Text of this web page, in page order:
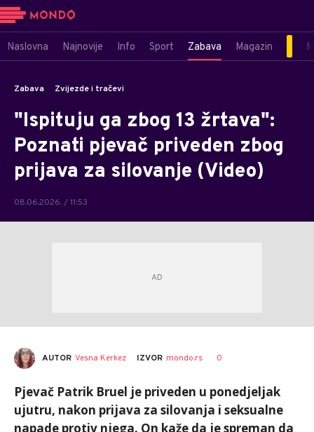
Naslovna Najnovije Info Sport Zabava Magazin
Zabava Zvijezde i tračevi
"Ispituju ga zbog 13 žrtava":
Poznati pjevač priveden zbog
prijava za silovanje (Video)
08.06.2026. / 11:53
AUTOR Vesna Kerkez IZVOR mondo.rs 0
Pjevač Patrik Bruel je priveden u ponedjeljak
ujutru, nakon prijava za silovanja i seksualne
napade protiv njega. On kaže da je spreman da